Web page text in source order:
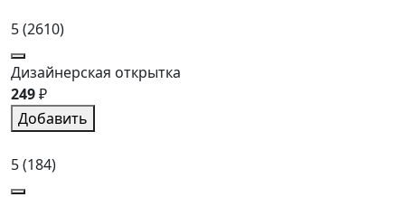
5(2610)
Дизайнерская открытка
249₽
Добавить
5(184)